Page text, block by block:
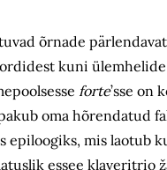
õrnade
kuni
forte’sse on
oma hõrendatud
mis laotub
essee klaveritrio